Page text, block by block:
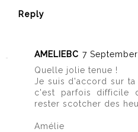
Reply
AMELIEBC 7
Quelle jolie tenue !
Je suis d'accord sur
c'est parfois difficile
rester scotcher des
Amélie